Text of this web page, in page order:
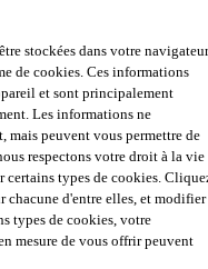
Sikalastic®-621
stockées dans votre navigateur
de cookies. Ces informations
et sont principalement
Les informations ne
mais peuvent vous permettre de
respectons votre droit à la vie
certains types de cookies.
chacune d'entre elles, et modifier
types de cookies, votre
mesure de vous offrir peuvent